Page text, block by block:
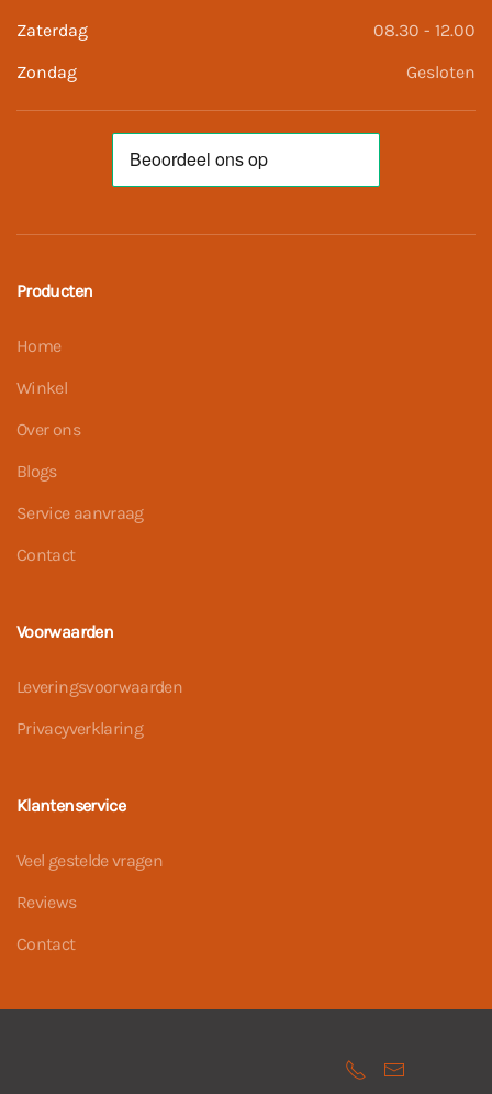
Zaterdag
08.30 - 12.00
Zondag
Gesloten
Producten
Home
Winkel
Over ons
Blogs
Service aanvraag
Contact
Voorwaarden
Leveringsvoorwaarden
Privacyverklaring
Klantenservice
Veel gestelde vragen
Reviews
Contact